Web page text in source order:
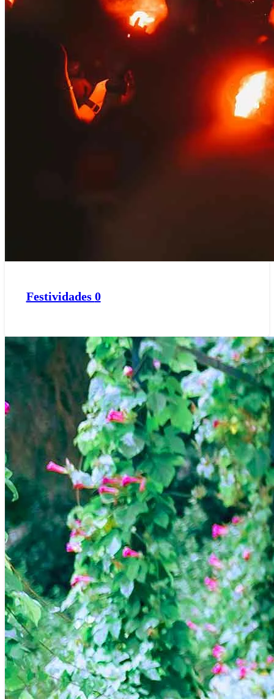
Festividades 0